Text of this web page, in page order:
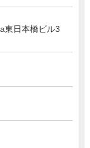
東日本橋ビル3